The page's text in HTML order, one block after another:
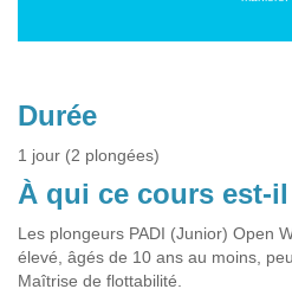
Durée
1 jour (2 plongées)
À qui ce cours est-
Les plongeurs PADI (Junior) Open
élevé, âgés de 10 ans au moins,
Maîtrise de flottabilité.